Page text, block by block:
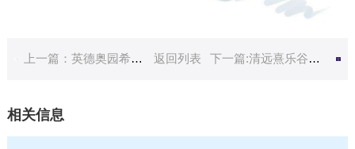
上一篇：英德奥园希尔顿逸林酒店 返回列表 下一篇:清远熹乐谷度假村
相关信息